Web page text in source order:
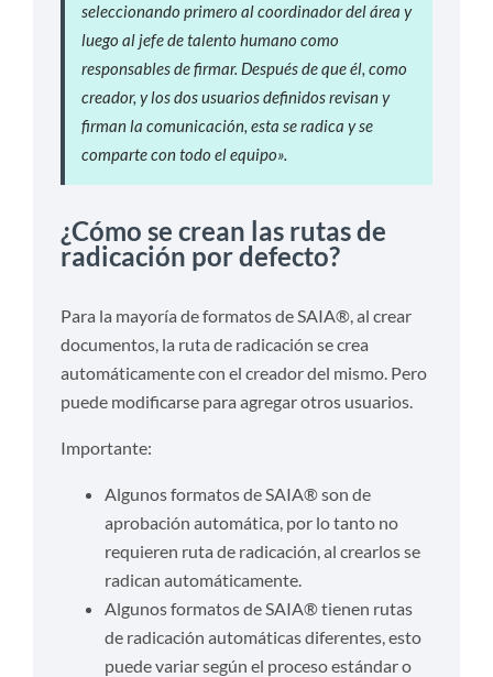
seleccionando primero al coordinador del área y
luego al jefe de talento humano como
responsables de firmar. Después de que él, como
creador, y los dos usuarios definidos revisan y
firman la comunicación, esta se radica y se
comparte con todo el equipo».
¿Cómo se crean las rutas de
radicación por defecto?
Para la mayoría de formatos de SAIA®, al crear
documentos, la ruta de radicación se crea
automáticamente con el creador del mismo. Pero
puede modificarse para agregar otros usuarios.
Importante:
Algunos formatos de SAIA® son de
aprobación automática, por lo tanto no
requieren ruta de radicación, al crearlos se
radican automáticamente.
Algunos formatos de SAIA® tienen rutas
de radicación automáticas diferentes, esto
puede variar según el proceso estándar o